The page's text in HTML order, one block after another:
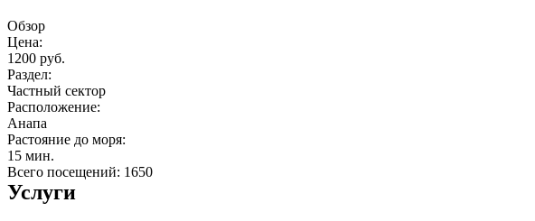
Обзор
Цена:
1200 руб.
Раздел:
Частный сектор
Расположение:
Анапа
Растояние до моря:
15 мин.
Всего посещений: 1650
Услуги